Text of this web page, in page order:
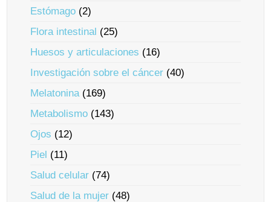
Estómago (2)
Flora intestinal (25)
Huesos y articulaciones (16)
Investigación sobre el cáncer (40)
Melatonina(169)
Metabolismo (143)
Ojos (12)
Piel (11)
Salud celular (74)
Salud de la mujer (48)